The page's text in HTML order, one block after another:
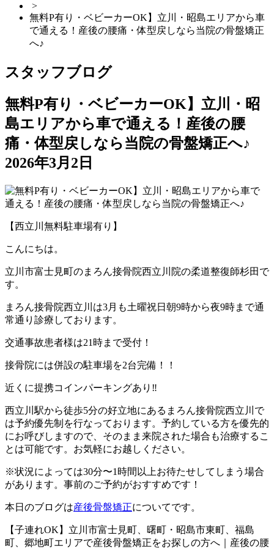
>
無料P有り・ベビーカーOK】立川・昭島エリアから車
で通える！産後の腰痛・体型戻しなら当院の骨盤矯正
へ♪
スタッフブログ
無料P有り・ベビーカーOK】立川・昭
島エリアから車で通える！産後の腰
痛・体型戻しなら当院の骨盤矯正へ♪
2026年3月2日
【西立川無料駐車場有り】
こんにちは。
立川市富士見町のまろん接骨院西立川院の柔道整復師杉田で
す。
まろん接骨院西立川は3月も土曜祝日朝9時から夜9時まで通
常通り診療しております。
交通事故患者様は21時まで受付！
接骨院には併設の駐車場を2台完備！！
近くに提携コインパーキングあり‼︎
西立川駅から徒歩5分の好立地にあるまろん接骨院西立川で
は予約優先制を行なっております。予約している方を優先的
にお呼びしますので、そのまま来院された場合も治療するこ
とは可能です。お気軽にお越しください。
※状況によっては30分〜1時間以上お待たせしてしまう場合
があります。事前のご予約がおすすめです！
本日のブログは産後骨盤矯正についてです。
【子連れOK】立川市富士見町、曙町・昭島市東町、福島
町、郷地町エリアで産後骨盤矯正をお探しの方へ｜産後の腰